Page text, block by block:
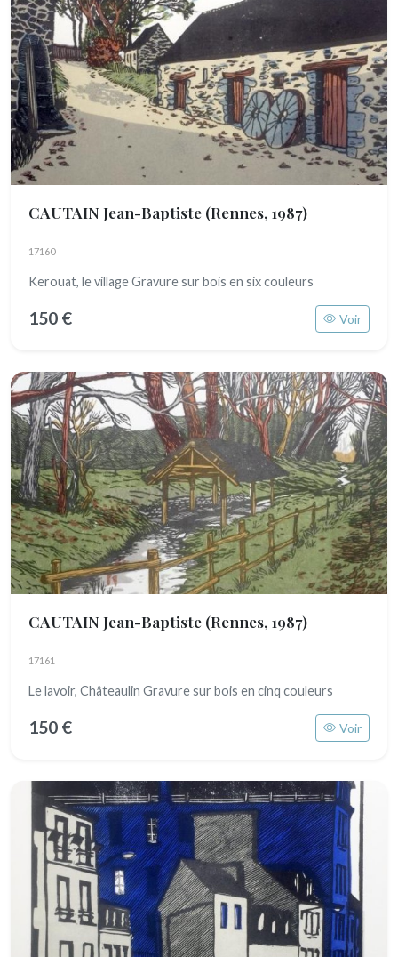
CAUTAIN Jean-Baptiste (Rennes, 1987)
17160
Kerouat, le village Gravure sur bois en six couleurs
150 € Voir
CAUTAIN Jean-Baptiste (Rennes, 1987)
17161
Le lavoir, Châteaulin Gravure sur bois en cinq couleurs
150 € Voir